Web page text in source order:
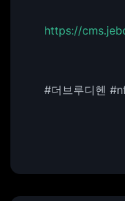
https://
#더브루디헨